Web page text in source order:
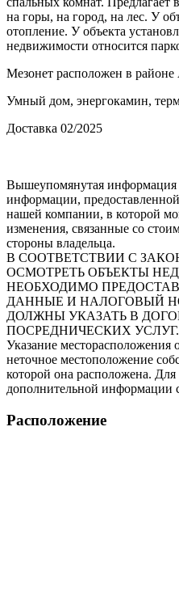
на горы, на город, на лес. У
отопление. У объекта
недвижимости относится
Мезонет расположен в
Умный дом, энергокамин,
Доставка 02/2025
Вышеупомянутая информация
информации,
нашей компании, в которой
изменения, связанные со
стороны владельца.
В СООТВЕТСТВИИ С
ОСМОТРЕТЬ ОБЪЕКТЫ
НЕОБХОДИМО
ДАННЫЕ И НАЛОГОВЫЙ
ДОЛЖНЫ УКАЗАТЬ В
ПОСРЕДНИЧЕСКИХ УСЛУГ.
Указание месторасположения
неточное местоположение
которой она расположена.
дополнительной информации
Расположение